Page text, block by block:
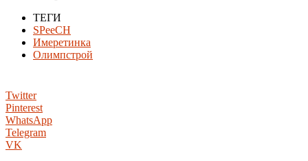
ТЕГИ
SPeeCH
Имеретинка
Олимпстрой
Twitter
Pinterest
WhatsApp
Telegram
VK